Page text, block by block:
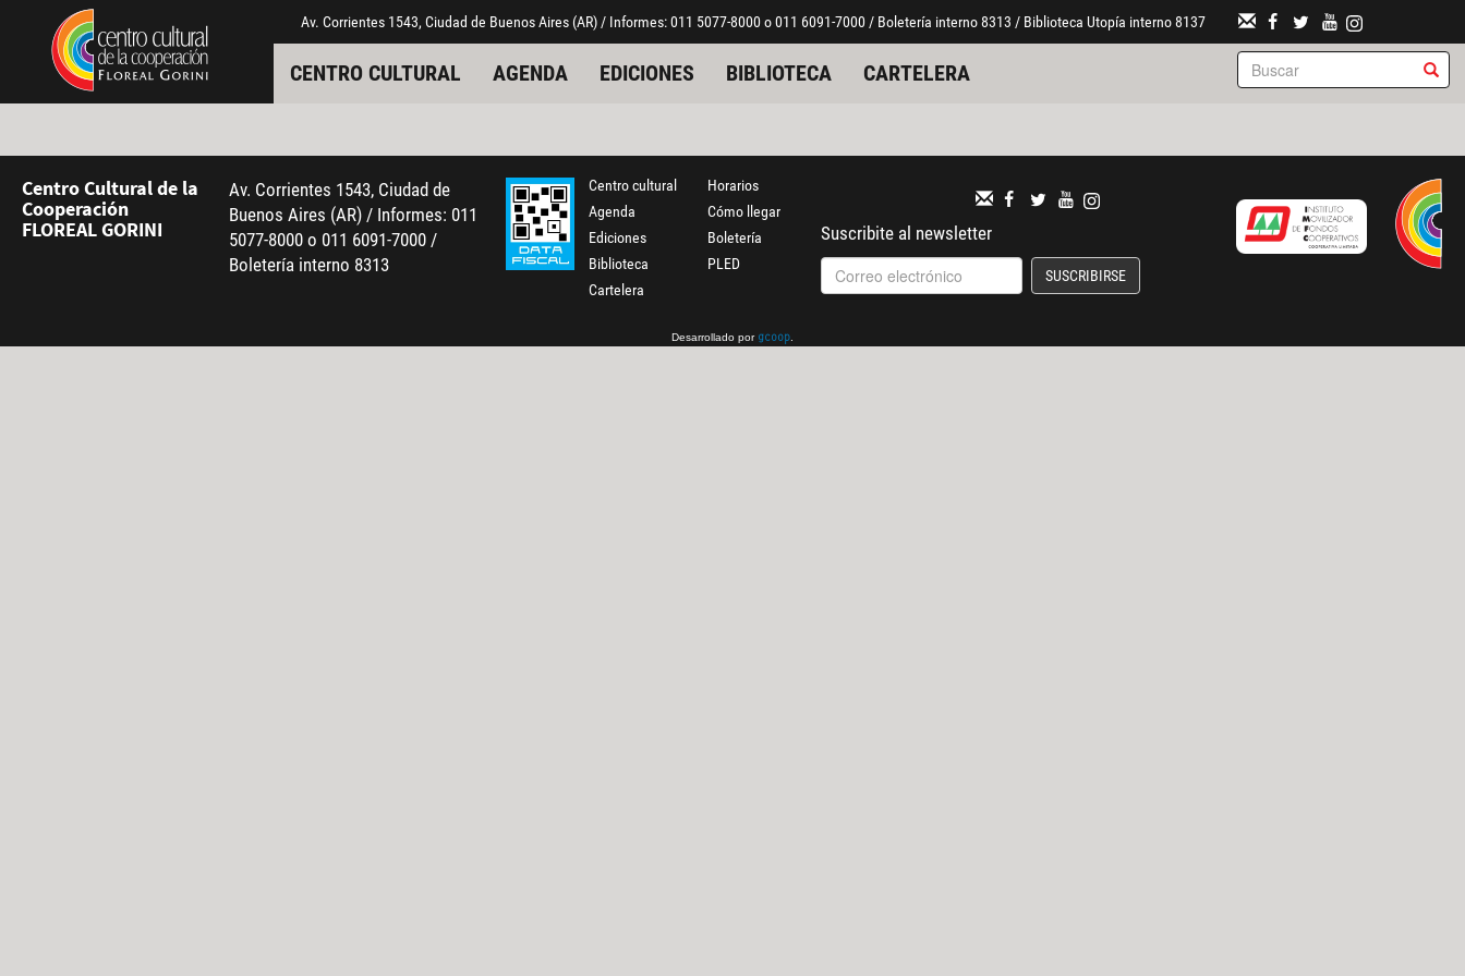
Pasar al contenido principal
Jump to main content Av. Corrientes 1543, Ciudad de Buenos Aires (AR) / Informes: 011 5077-8000 o 011 6091-7000 / Boletería interno 8313 / Biblioteca Utopía interno 8137
CENTRO CULTURAL AGENDA EDICIONES BIBLIOTECA CARTELERA
Centro Cultural de la
Cooperación
FLOREAL GORINI
Av. Corrientes 1543, Ciudad de
Buenos Aires (AR) / Informes: 011
5077-8000 o 011 6091-7000 /
Boletería interno 8313
Centro cultural
Agenda
Ediciones
Biblioteca
Cartelera
Horarios
Cómo llegar
Boletería
PLED
Suscribite al newsletter
SUSCRIBIRSE
Desarrollado por gcoop.